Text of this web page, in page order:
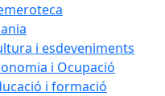
i esdeveniments
i Ocupació
i formació